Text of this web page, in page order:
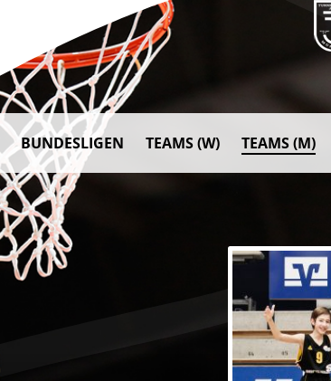
BUNDESLIGEN TEAMS (W) TEAMS (M)